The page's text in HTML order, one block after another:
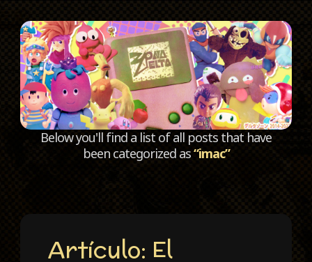
Below you'll find a list of all posts that have
been categorized as“imac”
Artículo: El